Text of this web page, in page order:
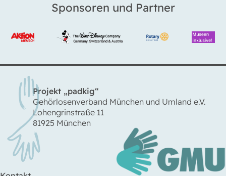
Sponsoren und Partner
Projekt „padkig“
Gehörlosenverband München und Umland e.V.
Lohengrinstraße 11
81925 München